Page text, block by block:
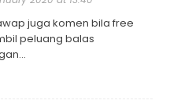
juga komen bila free
peluang balas